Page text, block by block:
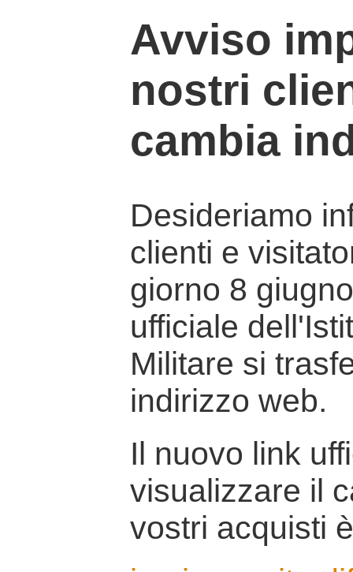
Avviso
nostri
cambia
Desideriamo
clienti e
giorno 8
ufficiale
Militare si
indirizzo web.
Il nuovo link
visualizzare il
vostri acquisti